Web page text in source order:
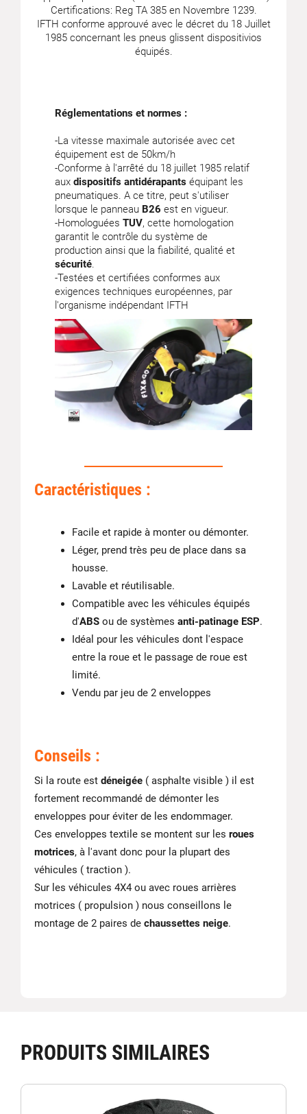
Certifications: Reg TA 385 en Novembre 1239.
IFTH conforme approuvé avec le décret du 18 Juillet
1985 concernant les pneus glissent dispositivios
équipés.
Réglementations et normes :
-La vitesse maximale autorisée avec cet
équipement est de 50km/h
-Conforme à l'arrêté du 18 juillet 1985 relatif
aux dispositifs antidérapants équipant les
pneumatiques. A ce titre, peut s'utiliser
lorsque le panneau B26 est en vigueur.
-Homologuées TUV, cette homologation
garantit le contrôle du système de
production ainsi que la fiabilité, qualité et
sécurité.
-Testées et certifiées conformes aux
exigences techniques européennes, par
l'organisme indépendant IFTH
Caractéristiques :
Facile et rapide à monter ou démonter.
Léger, prend très peu de place dans sa
housse.
Lavable et réutilisable.
Compatible avec les véhicules équipés
d'ABS ou de systèmes anti-patinage ESP.
Idéal pour les véhicules dont l'espace
entre la roue et le passage de roue est
limité.
Vendu par jeu de 2 enveloppes
Conseils :
Si la route est déneigée ( asphalte visible ) il est
fortement recommandé de démonter les
enveloppes pour éviter de les endommager.
Ces enveloppes textile se montent sur les roues
motrices, à l'avant donc pour la plupart des
véhicules ( traction ).
Sur les véhicules 4X4 ou avec roues arrières
motrices ( propulsion ) nous conseillons le
montage de 2 paires de chaussettes neige.
PRODUITS SIMILAIRES